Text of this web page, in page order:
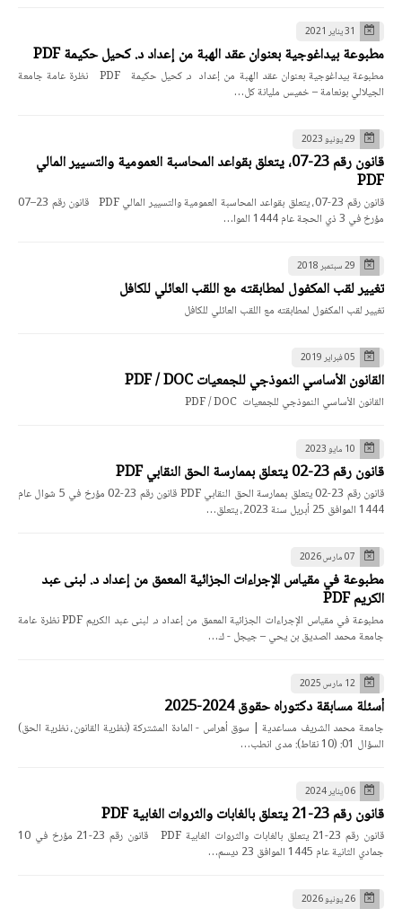
31 يناير 2021
مطبوعة بيداغوجية بعنوان عقد الهبة من إعداد د. كحيل حكيمة PDF
مطبوعة بيداغوجية بعنوان عقد الهبة من إعداد د. كحيل حكيمة PDF نظرة عامة جامعة
الجيلالي بونعامة – خميس مليانة كل…
29 يونيو 2023
قانون رقم 23-07، يتعلق بقواعد المحاسبة العمومية والتسيير المالي
PDF
قانون رقم 23-07، يتعلق بقواعد المحاسبة العمومية والتسيير المالي PDF قانون رقم 23–07
مؤرخ في 3 ذي الحجة عام 1444 الموا…
29 سبتمبر 2018
تغيير لقب المكفول لمطابقته مع اللقب العائلي للكافل
تغيير لقب المكفول لمطابقته مع اللقب العائلي للكافل
05 فبراير 2019
القانون الأساسي النموذجي للجمعيات PDF / DOC
القانون الأساسي النموذجي للجمعيات PDF / DOC
10 مايو 2023
قانون رقم 23-02 يتعلق بممارسة الحق النقابي PDF
قانون رقم 23-02 يتعلق بممارسة الحق النقابي PDF قانون رقم 23-02 مؤرخ في 5 شوال عام
1444 الموافق 25 أبريل سنة 2023، يتعلق…
07 مارس 2026
مطبوعة في مقياس الإجراءات الجزائية المعمق من إعداد د. لبنى عبد
الكريم PDF
مطبوعة في مقياس الإجراءات الجزائية المعمق من إعداد د. لبنى عبد الكريم PDF نظرة عامة
جامعة محمد الصديق بن يحي – جيجل - ك…
12 مارس 2025
أسئلة مسابقة دكتوراه حقوق 2024-2025
جامعة محمد الشريف مساعدية | سوق أهراس - المادة المشتركة (نظرية القانون، نظرية الحق)
السؤال 01: (10 نقاط): مدى انطب…
06 يناير 2024
قانون رقم 23-21 يتعلق بالغابات والثروات الغابية PDF
قانون رقم 23-21 يتعلق بالغابات والثروات الغابية PDF قانون رقم 23-21 مؤرخ في 10
جمادي الثانية عام 1445 الموافق 23 ديسم…
26 يونيو 2026